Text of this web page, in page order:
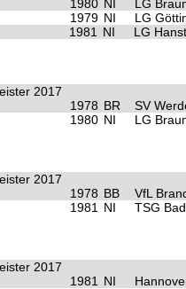
1980 NI
LG
1979 NI
LG
1981 NI LG
2017
1978 BR
SV
1980 NI LG
2017
1978 BB
VfL
1981 NI TSG
2017
1981 NI